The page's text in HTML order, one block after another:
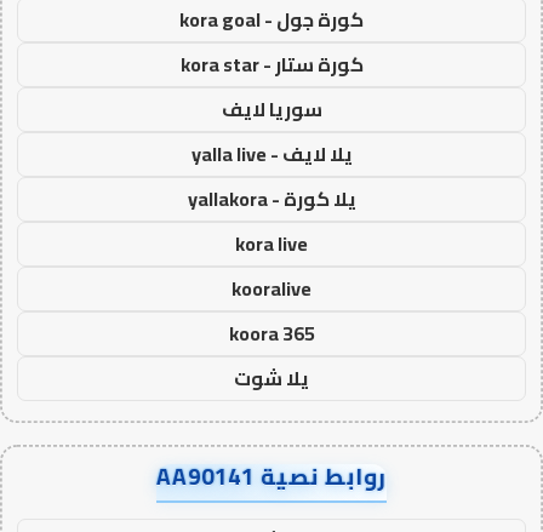
كورة جول - kora goal
كورة ستار - kora star
سوريا لايف
يلا لايف - yalla live
يلا كورة - yallakora
kora live
kooralive
koora 365
يلا شوت
روابط نصية AA90141